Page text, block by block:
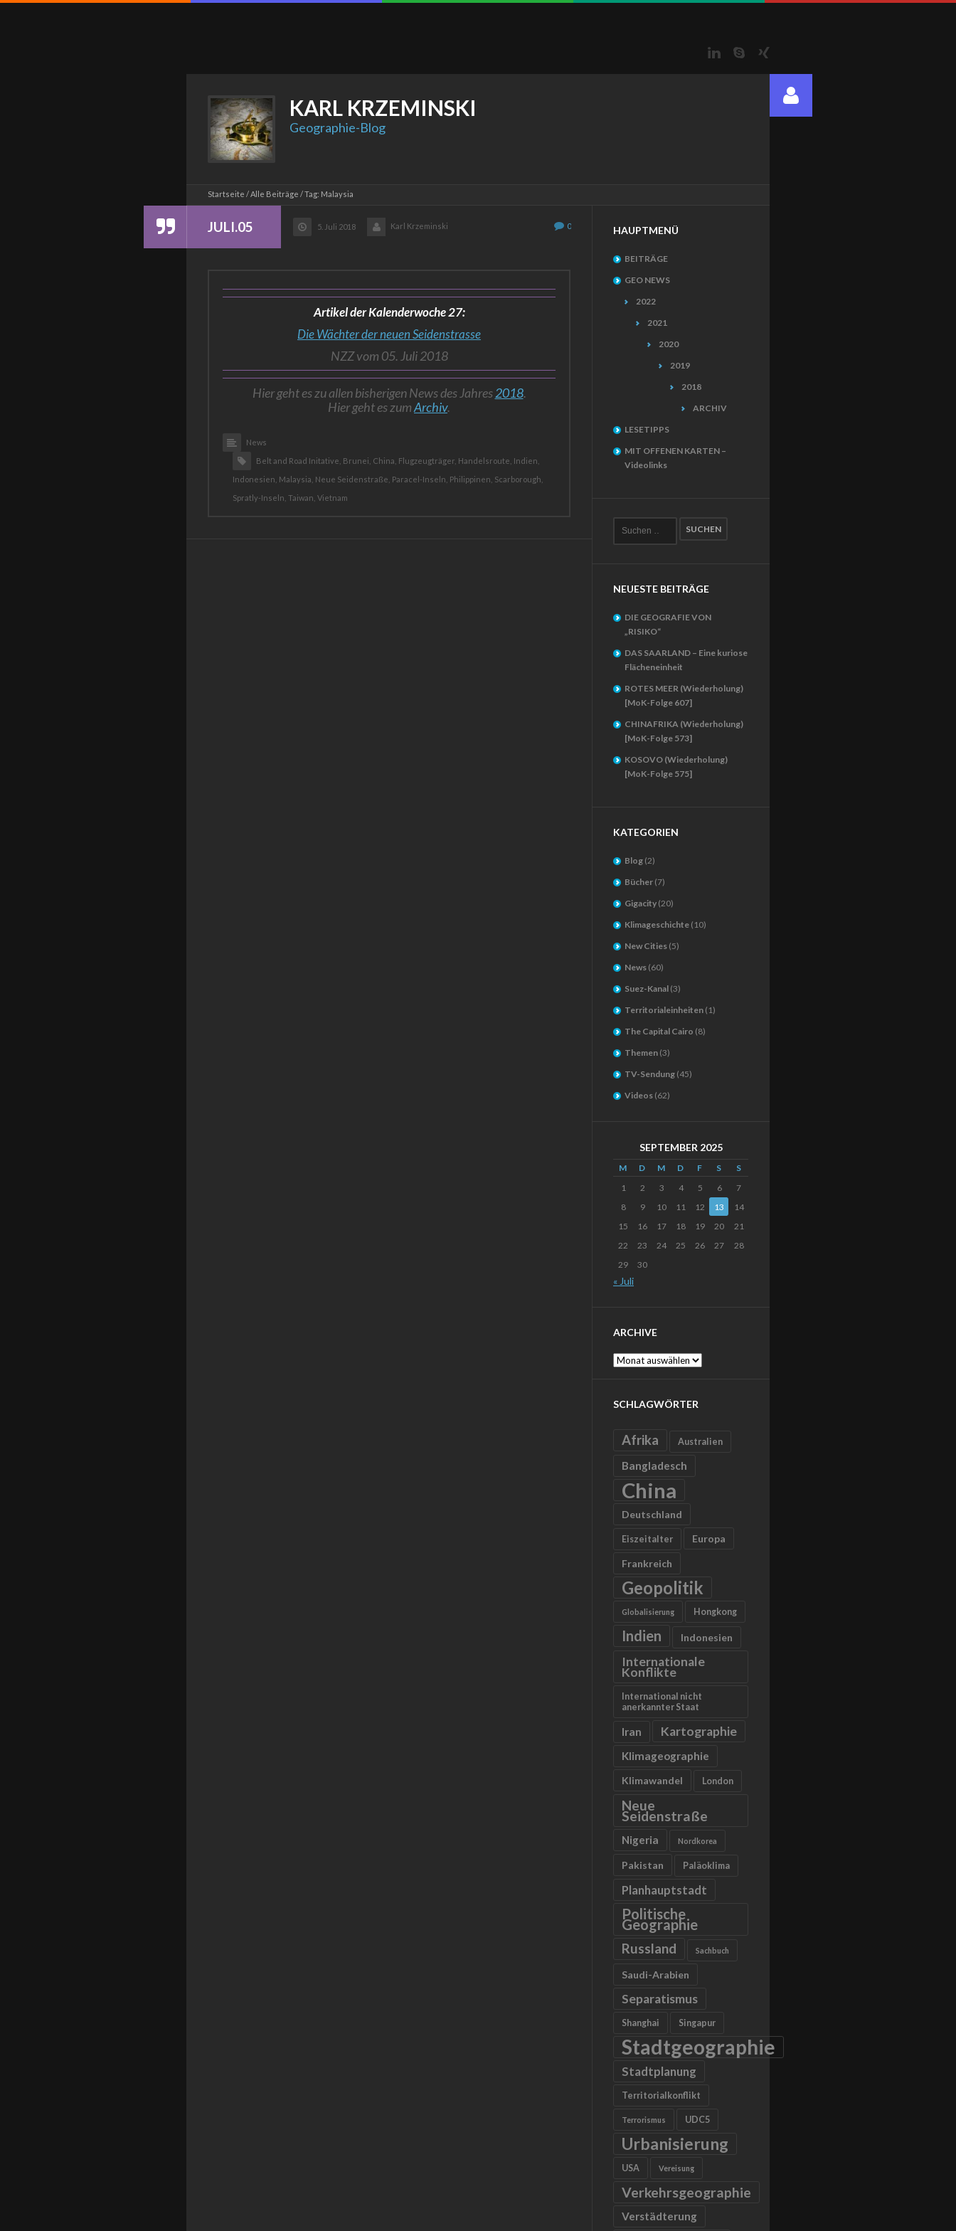
LinkedInSkype
KARL KRZEMINSKI
Geographie-Blog
Startseite Alle Beiträge Tag: Malaysia
JULI.05 5. Juli 2018 0
Karl Krzeminski
Artikel der Kalenderwoche 27:
Die Wächter der neuen Seidenstrasse
NZZ vom 05. Juli 2018
Hier geht es zu allen bisherigen News des Jahres2018.
Hier geht es zumArchiv.
News
Belt and Road Initative, Brunei, China, Flugzeugträger, Handelsroute, Indien,
Indonesien, Malaysia, Neue Seidenstraße, Paracel-Inseln, Philippinen, Scarborough,
Spratly-Inseln, Taiwan, Vietnam
HAUPTMENÜ
BEITRÄGE
GEO NEWS
2022
2021
2020
2019
2018
ARCHIV
LESETIPPS
MIT OFFENEN KARTEN –
Videolinks
NEUESTE BEITRÄGE
DIE GEOGRAFIE VON
„RISIKO“
DAS SAARLAND – Eine kuriose
Flächeneinheit
ROTES MEER (Wiederholung)
[MoK-Folge 607]
CHINAFRIKA (Wiederholung)
[MoK-Folge 573]
KOSOVO (Wiederholung)
[MoK-Folge 575]
KATEGORIEN
Blog (2)
Bücher (7)
Gigacity (20)
Klimageschichte (10)
New Cities (5)
News (60)
Suez-Kanal (3)
Territorialeinheiten (1)
The Capital Cairo (8)
Themen (3)
TV-Sendung (45)
Videos (62)
SEPTEMBER 2025
M D M D F S
S
1
2 3 4 5 6
7
8
9 10 11 12 13
14
15
16 17 18 19 20
21
22
23 24 25 26 27
28
29
30
« Juli
ARCHIVE
Archive
SCHLAGWÖRTER
Afrika Australien
Bangladesch
China
Deutschland
Eiszeitalter Europa
Frankreich
Geopolitik
Globalisierung Hongkong
Indien Indonesien
Internationale
Konflikte
International nicht
anerkannter Staat
Iran Kartographie
Klimageographie
Klimawandel London
Neue
Seidenstraße
Nigeria Nordkorea
Pakistan Paläoklima
Planhauptstadt
Politische
Geographie
Russland Sachbuch
Saudi-Arabien
Separatismus
Shanghai Singapur
Stadtgeographie
Stadtplanung
Territorialkonflikt
Terrorismus UDC5
Urbanisierung
USA Vereisung
Verkehrsgeographie
Verstädterung